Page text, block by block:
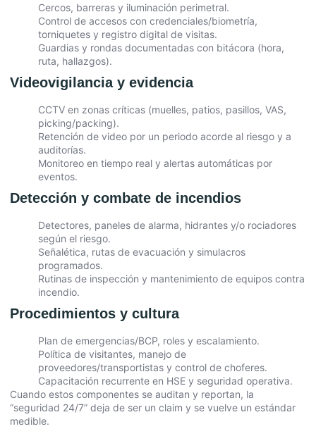
Cercos, barreras y iluminación perimetral.
Control de accesos con credenciales/biometría,
torniquetes y registro digital de visitas.
Guardias y rondas documentadas con bitácora (hora,
ruta, hallazgos).
Videovigilancia y evidencia
CCTV en zonas críticas (muelles, patios, pasillos, VAS,
picking/packing).
Retención de video por un periodo acorde al riesgo y a
auditorías.
Monitoreo en tiempo real y alertas automáticas por
eventos.
Detección y combate de incendios
Detectores, paneles de alarma, hidrantes y/o rociadores
según el riesgo.
Señalética, rutas de evacuación y simulacros
programados.
Rutinas de inspección y mantenimiento de equipos contra
incendio.
Procedimientos y cultura
Plan de emergencias/BCP, roles y escalamiento.
Política de visitantes, manejo de
proveedores/transportistas y control de choferes.
Capacitación recurrente en HSE y seguridad operativa.
Cuando estos componentes se auditan y reportan, la
“seguridad 24/7” deja de ser un claim y se vuelve un estándar
medible.